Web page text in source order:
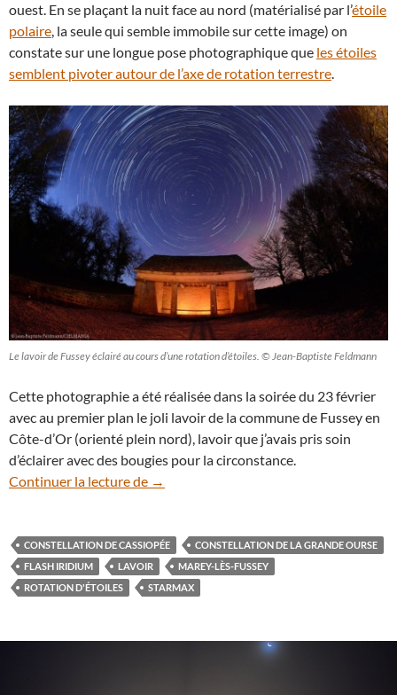
ouest. En se plaçant la nuit face au nord (matérialisé par l’étoile
polaire, la seule qui semble immobile sur cette image) on
constate sur une longue pose photographique que les étoiles
semblent pivoter autour de l’axe de rotation terrestre.
Le lavoir de Fussey éclairé au cours d’une rotation d’étoiles. © Jean-Baptiste Feldmann
Cette photographie a été réalisée dans la soirée du 23 février
avec au premier plan le joli lavoir de la commune de Fussey en
Côte-d’Or (orienté plein nord), lavoir que j’avais pris soin
d’éclairer avec des bougies pour la circonstance.
Continuer la lecture de En Bourgogne, le lavoir de Fussey sous
→
CONSTELLATION DE CASSIOPÉE
CONSTELLATION DE LA GRANDE OURSE
FLASH IRIDIUM
LAVOIR
MAREY-LÈS-FUSSEY
ROTATION D'ÉTOILES
STARMAX